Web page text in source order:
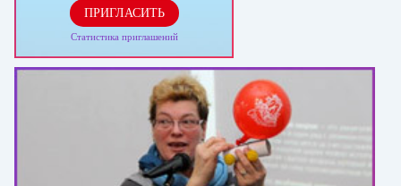
ПРИГЛАСИТЬ
Статистика приглашений